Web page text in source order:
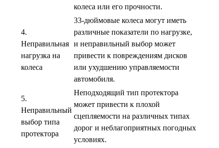
колеса или его прочности.
4.
Неправильная
нагрузка на
колеса
33-дюймовые колеса могут иметь
различные показатели по нагрузке,
и неправильный выбор может
привести к повреждениям дисков
или ухудшению управляемости
автомобиля.
5.
Неправильный
выбор типа
протектора
Неподходящий тип протектора
может привести к плохой
сцепляемости на различных типах
дорог и неблагоприятных погодных
условиях.